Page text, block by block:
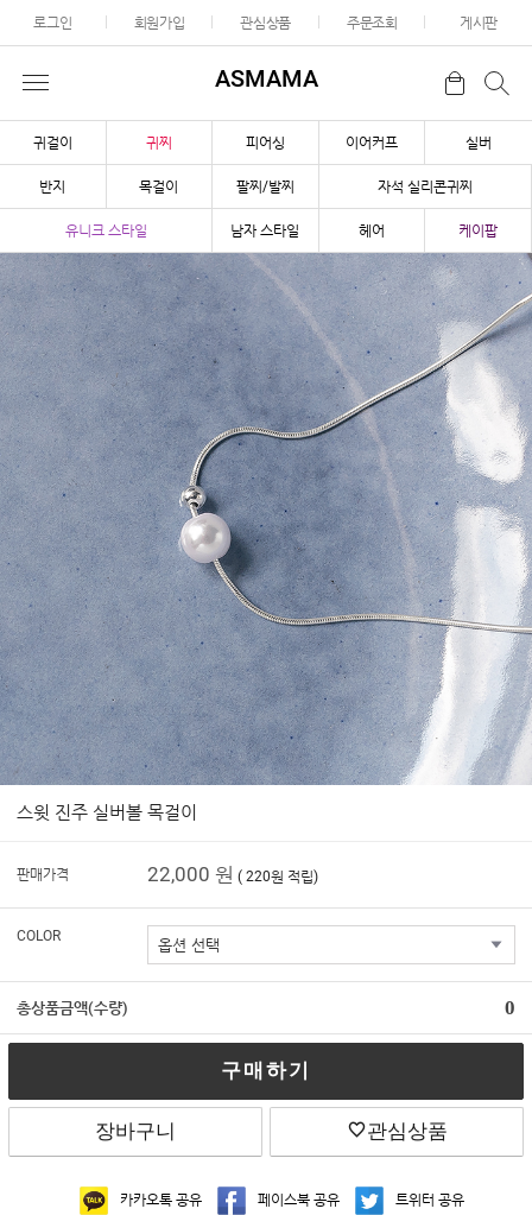
로그인 회원가입 관심상품 주문조회 게시판
ASMAMA
귀걸이 귀찌 피어싱 이어커프 실버
반지 목걸이 팔찌/발찌 자석 실리콘귀찌
유니크 스타일 남자 스타일 헤어 케이팝
스윗 진주 실버볼 목걸이
판매가격 22,000 원 ( 220원 적립)
COLOR
총상품금액(수량) 0
구매하기
장바구니 관심상품
카카오톡 공유 페이스북 공유 트위터 공유